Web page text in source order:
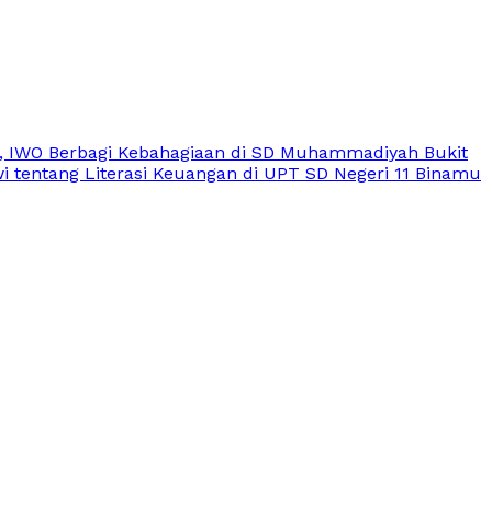
IWO Berbagi Kebahagiaan di SD Muhammadiyah Bukit
tentang Literasi Keuangan di UPT SD Negeri 11 Binamu